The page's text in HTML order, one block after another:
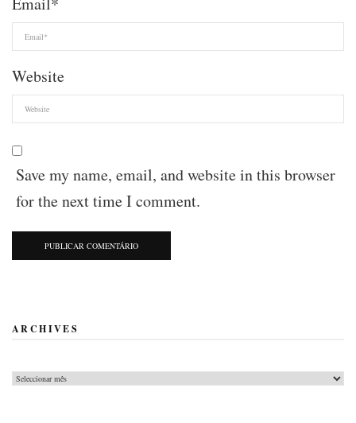
Website
Save my name, email, and website in this browser
for the next time I comment.
ARCHIVES
Archives